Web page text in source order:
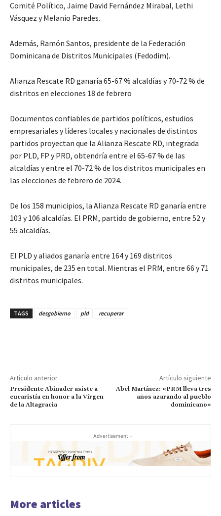
Comité Político, Jaime David Fernández Mirabal, Lethi
Vásquez y Melanio Paredes.
Además, Ramón Santos, presidente de la Federación
Dominicana de Distritos Municipales (Fedodim).
Alianza Rescate RD ganaría 65-67 % alcaldías y 70-72 % de
distritos en elecciones 18 de febrero
Documentos confiables de partidos políticos, estudios
empresariales y líderes locales y nacionales de distintos
partidos proyectan que la Alianza Rescate RD, integrada
por PLD, FP y PRD, obtendría entre el 65-67 % de las
alcaldías y entre el 70-72 % de los distritos municipales en
las elecciones de febrero de 2024.
De los 158 municipios, la Alianza Rescate RD ganaría entre
103 y 106 alcaldías. El PRM, partido de gobierno, entre 52 y
55 alcaldías.
El PLD y aliados ganaría entre 164 y 169 distritos
municipales, de 235 en total. Mientras el PRM, entre 66 y 71
distritos municipales.
TAGS desgobierno pld recuperar
Artículo anterior
Presidente Abinader asiste a
eucaristía en honor a la Virgen
de la Altagracia
Artículo siguiente
Abel Martínez: «PRM lleva tres
años azarando al pueblo
dominicano»
- Advertisement -
More articles